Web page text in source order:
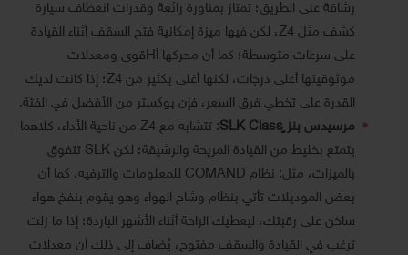
رشاقة على الطريق؛ تمتاز بمناورة رائعة وقدرات انعطاف سيارة
كشف مثل Z4، لكن فيها ميزة إمكانية فتح السقف أثناء القيادة
على سرعات متوسطة؛ كما أن محركها أHقوى ومعدلات
موثوقيتها أعلى درجات، لكنها أغلى بكثير من Z4؛ إذا كانت لديك
القدرة على تخطي فرق السعر، فإن بوكستر من الأفضل في الفئة.
مرسيدس بنز ٍSLK Class
: تتشابه مع Z4 من ناحية الأداء، كلاهما
يتمتع بخليط من القيادة المريحة والرشيقة؛ لكن SLK تتفوق
بالميزات، مثل: نظام COMAND للمعلومات والترفيه، كما أن
بعض الموديلات تأتي بنظام وشاح الهواء وهو يقوم بنفخ هواء
ساخن على رقبتك، ليعطيك الراحة أثناء الأشهر الباردة؛ إذا ما زلت
ترغب في القيادة والسقف مفتوح، يُضاف إلى ذلك أن معدلات